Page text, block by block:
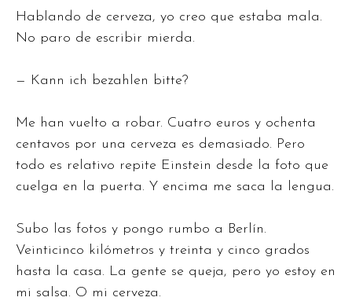
Hablando de cerveza, yo creo que estaba mala.
No paro de escribir mierda.
— Kann ich bezahlen bitte?
Me han vuelto a robar. Cuatro euros y ochenta
centavos por una cerveza es demasiado. Pero
todo es relativo repite Einstein desde la foto que
cuelga en la puerta. Y encima me saca la lengua.
Subo las fotos y pongo rumbo a Berlín.
Veinticinco kilómetros y treinta y cinco grados
hasta la casa. La gente se queja, pero yo estoy en
mi salsa. O mi cerveza.